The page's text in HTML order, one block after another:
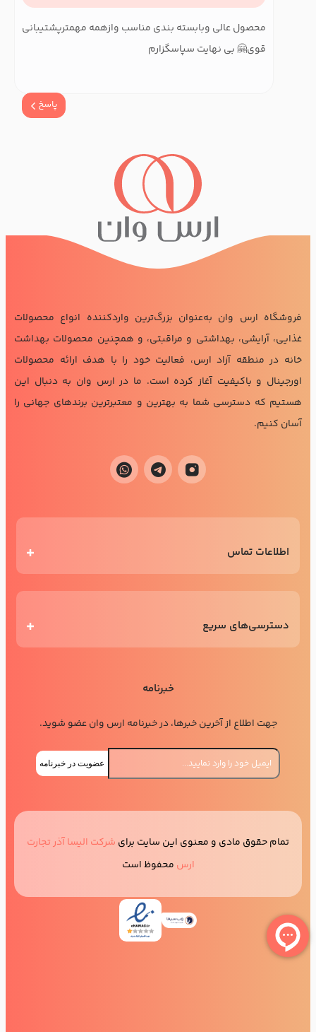
محصول عالی وبابسته بندی مناسب وازهمه مهمترپشتیبانی
قوی🤗 بی نهایت سپاسگزارم
پاسخ
فروشگاه ارس وان به‌عنوان بزرگ‌ترین واردکننده انواع محصولات
غذایی، آرایشی، بهداشتی و مراقبتی، و همچنین محصولات بهداشت
خانه در منطقه آزاد ارس، فعالیت خود را با هدف ارائه محصولات
اورجینال و باکیفیت آغاز کرده است. ما در ارس وان به دنبال این
هستیم که دسترسی شما به بهترین و معتبرترین برندهای جهانی را
آسان کنیم.
اطلاعات تماس
دسترسی‌های سریع
خبرنامه
جهت اطلاع از آخرین خبرها، در خبرنامه ارس وان عضو شوید.
عضویت در خبرنامه
تمام حقوق مادی و معنوی این سایت برای شرکت الیسا آذر تجارت
ارس محفوظ است